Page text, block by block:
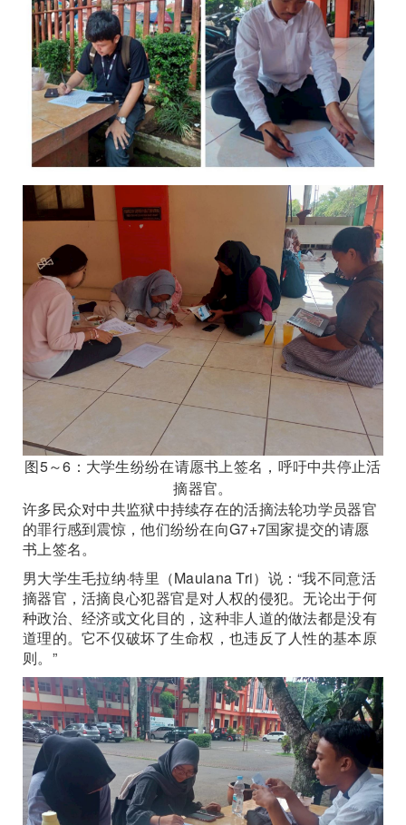
图5～6：大学生纷纷在请愿书上签名，呼吁中共停止活
摘器官。
许多民众对中共监狱中持续存在的活摘法轮功学员器官
的罪行感到震惊，他们纷纷在向G7+7国家提交的请愿
书上签名。
男大学生毛拉纳·特里（Maulana Tri）说：“我不同意活
摘器官，活摘良心犯器官是对人权的侵犯。无论出于何
种政治、经济或文化目的，这种非人道的做法都是没有
道理的。它不仅破坏了生命权，也违反了人性的基本原
则。”